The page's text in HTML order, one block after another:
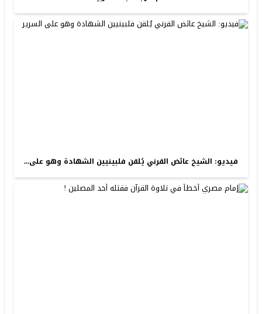
فيديو: الشيخ عائض القرني يُلقن فلبينيين الشهادة وهو على...